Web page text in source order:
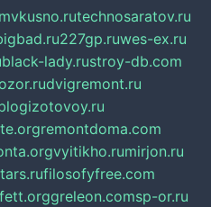
technosaratov.ru
227gp.ruwes-ex.ru
black-lady.rustroy-db.com
dvigremont.ru
remontdoma.com
vyitikho.rumirjon.ru
filosofyfree.com
greleon.comsp-or.ru